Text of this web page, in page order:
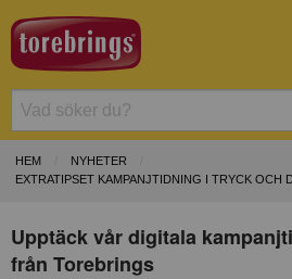
HEM
NYHETER
EXTRATIPSET KAMPANJTIDNING I TRYCK OCH
Upptäck vår digitala
från Torebrings